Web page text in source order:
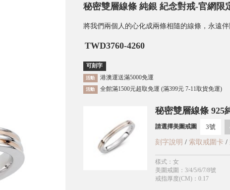
秘密雙層線條 純銀 紀念對戒-官網限
將我們兩個人的心化成兩條相隨的線條，永遠伴
TWD3760-4260
可刻字
活動 港澳運送滿5000免運
活動 全館滿1500元超取免運 (滿399元 7-11取貨免運)
秘密雙層線條 925
請選擇美圍戒圍 3號
刻字說明 / 索取戒圍卡 /
樣式 ： 女
美圍戒圍 ： 3/4/5/6/7/8號
戒指厚度(CM) ： 0.17